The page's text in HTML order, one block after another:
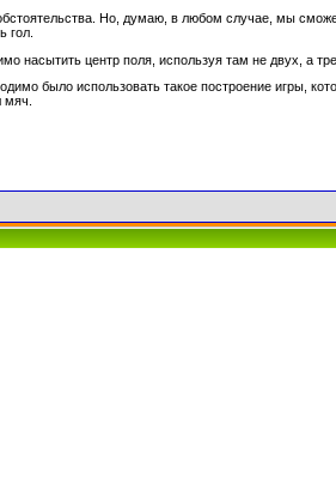
Но, думаю, в любом случае, мы
гол.
насытить центр поля, используя там не двух, а
было использовать такое построение игры,